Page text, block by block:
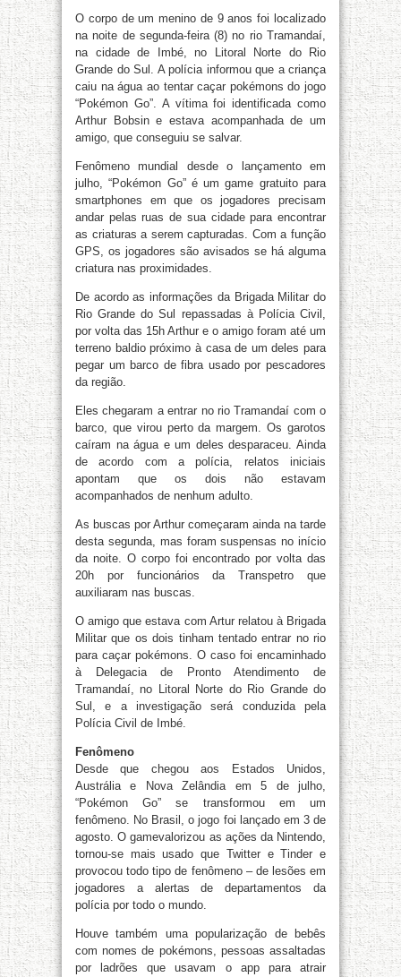
O corpo de um menino de 9 anos foi localizado
na noite de segunda-feira (8) no rio Tramandaí,
na cidade de Imbé, no Litoral Norte do Rio
Grande do Sul. A polícia informou que a criança
caiu na água ao tentar caçar pokémons do jogo
“Pokémon Go”. A vítima foi identificada como
Arthur Bobsin e estava acompanhada de um
amigo, que conseguiu se salvar.
Fenômeno mundial desde o lançamento em
julho, “Pokémon Go” é um game gratuito para
smartphones em que os jogadores precisam
andar pelas ruas de sua cidade para encontrar
as criaturas a serem capturadas. Com a função
GPS, os jogadores são avisados se há alguma
criatura nas proximidades.
De acordo as informações da Brigada Militar do
Rio Grande do Sul repassadas à Polícia Civil,
por volta das 15h Arthur e o amigo foram até um
terreno baldio próximo à casa de um deles para
pegar um barco de fibra usado por pescadores
da região.
Eles chegaram a entrar no rio Tramandaí com o
barco, que virou perto da margem. Os garotos
caíram na água e um deles desparaceu. Ainda
de acordo com a polícia, relatos iniciais
apontam que os dois não estavam
acompanhados de nenhum adulto.
As buscas por Arthur começaram ainda na tarde
desta segunda, mas foram suspensas no início
da noite. O corpo foi encontrado por volta das
20h por funcionários da Transpetro que
auxiliaram nas buscas.
O amigo que estava com Artur relatou à Brigada
Militar que os dois tinham tentado entrar no rio
para caçar pokémons. O caso foi encaminhado
à Delegacia de Pronto Atendimento de
Tramandaí, no Litoral Norte do Rio Grande do
Sul, e a investigação será conduzida pela
Polícia Civil de Imbé.
Fenômeno
Desde que chegou aos Estados Unidos,
Austrália e Nova Zelândia em 5 de julho,
“Pokémon Go” se transformou em um
fenômeno. No Brasil, o jogo foi lançado em 3 de
agosto. O gamevalorizou as ações da Nintendo,
tornou-se mais usado que Twitter e Tinder e
provocou todo tipo de fenômeno – de lesões em
jogadores a alertas de departamentos da
polícia por todo o mundo.
Houve também uma popularização de bebês
com nomes de pokémons, pessoas assaltadas
por ladrões que usavam o app para atrair